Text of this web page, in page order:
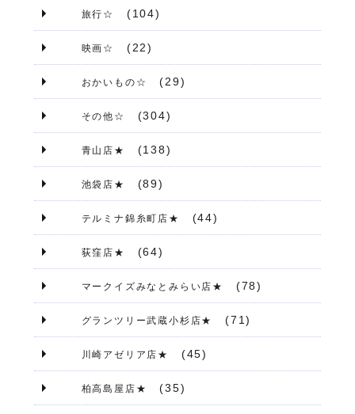
旅行☆ (104)
映画☆ (22)
おかいもの☆ (29)
その他☆ (304)
青山店★ (138)
池袋店★ (89)
テルミナ錦糸町店★ (44)
荻窪店★ (64)
マークイズみなとみらい店★ (78)
グランツリー武蔵小杉店★ (71)
川崎アゼリア店★ (45)
柏高島屋店★ (35)